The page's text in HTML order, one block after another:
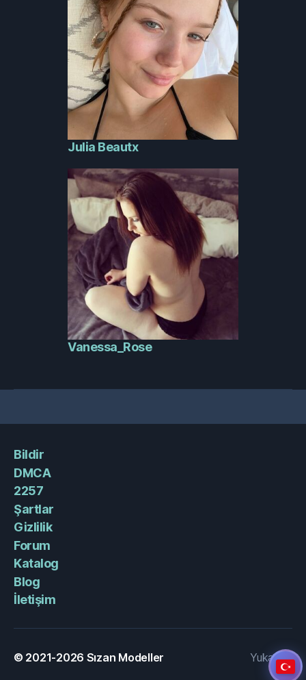
Julia Beautx
Vanessa_Rose
Bildir
DMCA
2257
Şartlar
Gizlilik
Forum
Katalog
Blog
İletişim
© 2021-2026 Sızan Modeller Yukarı↑